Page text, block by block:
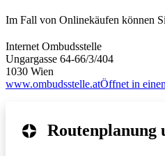
Im Fall von Onlinekäufen können
Internet Ombudsstelle
Ungargasse 64-66/3/404
1030 Wien
www.ombudsstelle.atÖffnet in
Routenplanung